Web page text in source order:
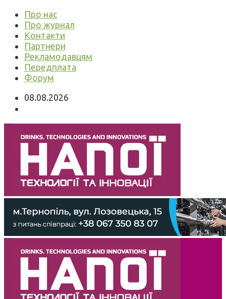
Про нас
Про журнал
Контакти
Партнери
Рекламодавцям
Передплата
Форум
08.08.2026